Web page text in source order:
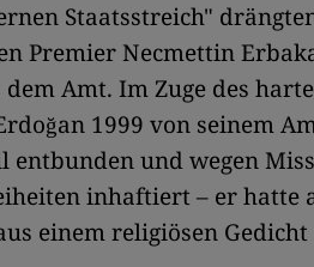
Staatsstreich"
Premier Necmettin
Amt. Im Zuge des
1999 von seinem
und wegen
inhaftiert – er hatte
einem religiösen